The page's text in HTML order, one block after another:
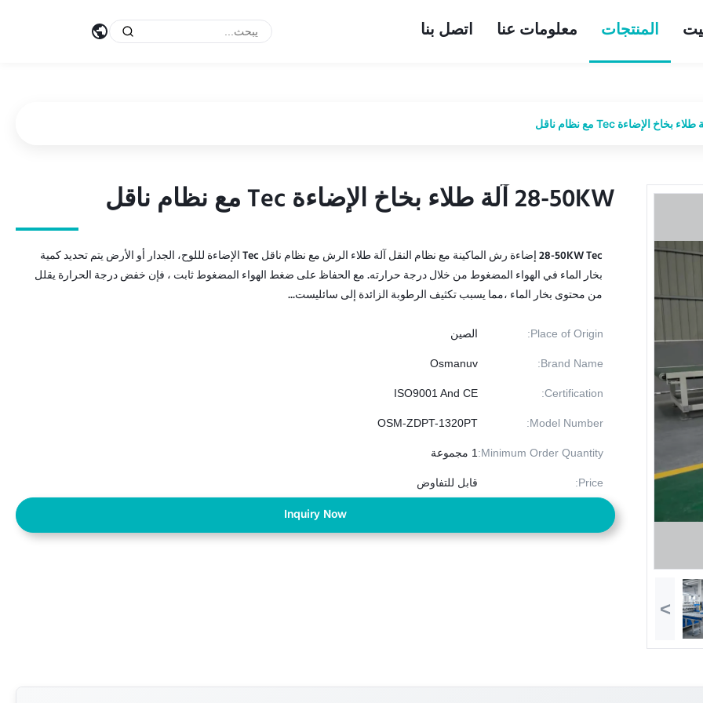
المنتجات معلومات عنا اتصل بنا
>
28-50KW آلة طلاء بخاخ الإضاءة Tec مع نظام ناقل
28-50KW آلة طلاء بخاخ الإضاءة Tec مع نظام ناقل
28-50KW Tec إضاءة رش الماكينة مع نظام النقل آلة طلاء الرش مع نظام ناقل Tec الإضاءة لللوح، الجدار أو الأرض يتم تحديد كمية
بخار الماء في الهواء المضغوط من خلال درجة حرارته. مع الحفاظ على ضغط الهواء المضغوط ثابت ، فإن خفض درجة الحرارة يقلل
من محتوى بخار الماء ،مما يسبب تكثيف الرطوبة الزائدة إلى سائليست...
Place of Origin: الصين
Brand Name:
Osmanuv
Certification:
ISO9001 And CE
Model Number:
OSM-ZDPT-1320PT
Minimum Order Quantity: 1 مجموعة
Price: قابل للتفاوض
Inquiry Now